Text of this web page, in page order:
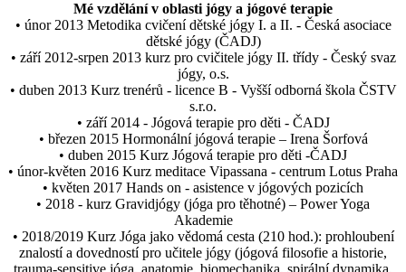
Mé vzdělání v oblasti jógy a jógové terapie
• únor 2013 Metodika cvičení dětské jógy I. a II. - Česká asociace
dětské jógy (ČADJ)
• září 2012-srpen 2013 kurz pro cvičitele jógy II. třídy - Český svaz
jógy, o.s.
• duben 2013 Kurz trenérů - licence B - Vyšší odborná škola ČSTV
s.r.o.
• září 2014 - Jógová terapie pro děti - ČADJ
• březen 2015 Hormonální jógová terapie – Irena Šorfová
• duben 2015 Kurz Jógová terapie pro děti -ČADJ
• únor-květen 2016 Kurz meditace Vipassana - centrum Lotus Praha
• květen 2017 Hands on - asistence v jógových pozicích
• 2018 - kurz Gravidjógy (jóga pro těhotné) – Power Yoga
Akademie
• 2018/2019 Kurz Jóga jako vědomá cesta (210 hod.): prohloubení
znalostí a dovedností pro učitele jógy (jógová filosofie a historie,